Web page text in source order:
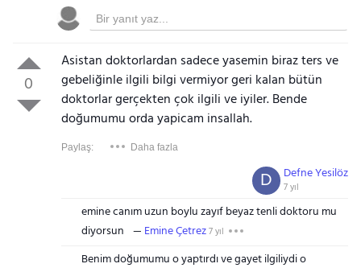
0
Asistan doktorlardan sadece yasemin biraz ters ve
gebeliğinle ilgili bilgi vermiyor geri kalan bütün
doktorlar gerçekten çok ilgili ve iyiler. Bende
doğumumu orda yapicam insallah.
Paylaş: Daha fazla
Defne Yesilöz
7 yıl
D
emine canım uzun boylu zayıf beyaz tenli doktoru mu
diyorsun
Emine Çetrez7 yıl
Benim doğumumu o yaptırdı ve gayet ilgiliydi o